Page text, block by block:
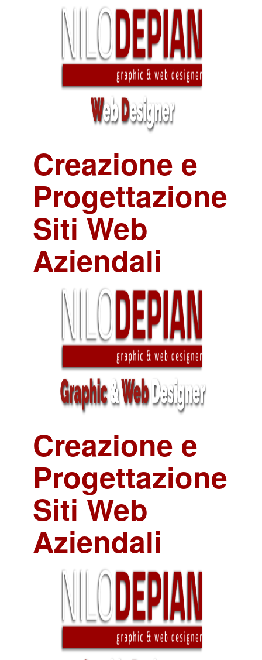
Creazione e
Progettazione
Siti Web
Aziendali
Creazione e
Progettazione
Siti Web
Aziendali